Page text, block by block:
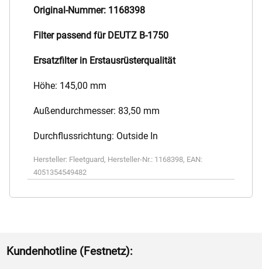
Original-Nummer: 1168398
Filter passend für DEUTZ B-1750
Ersatzfilter in Erstausrüsterqualität
Höhe: 145,00 mm
Außendurchmesser: 83,50 mm
Durchflussrichtung: Outside In
Hersteller: Fleetguard , Hersteller-Nr.: 1168398, EAN:
4051354549482
Kundenhotline (Festnetz):